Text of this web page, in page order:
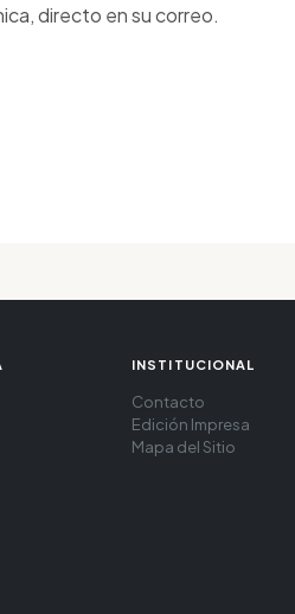
directo en su correo.
INSTITUCIONAL
Contacto
Edición Impresa
Mapa del Sitio